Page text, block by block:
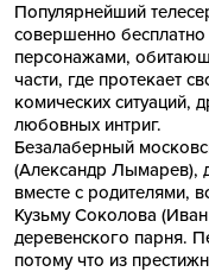
Популярнейший
совершенно
персонажами,
части, где протекает
комических ситуаций,
любовных интриг.
Безалаберный
(Александр Лымарев),
вместе с родителями,
Кузьму Соколова
деревенского парня.
потому что из